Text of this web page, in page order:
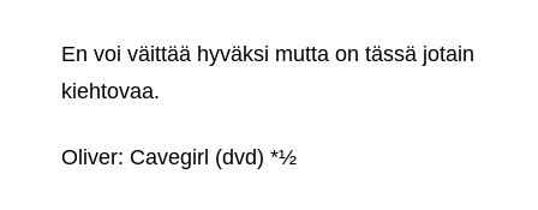
En voi väittää hyväksi mutta on tässä jotain
kiehtovaa.
Oliver: Cavegirl (dvd) *½